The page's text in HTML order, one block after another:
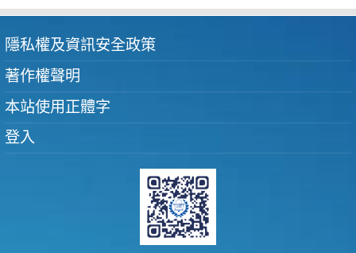
隱私權及資訊安全政策
著作權聲明
本站使用正體字
登入